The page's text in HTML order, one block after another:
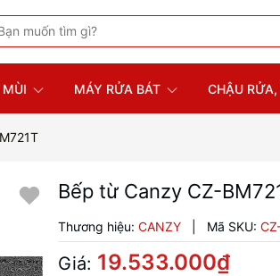
MÁY RỬA BÁT CHẬU
Bếp từ Canzy CZ-
Thương hiệu: CANZY Mã SKU:
Giá: 19.533.000₫